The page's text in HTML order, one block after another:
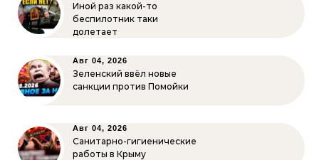
Иной раз какой-то
беспилотник таки
долетает
Авг 04, 2026
Зеленский ввёл новые
санкции против Помойки
Авг 04, 2026
Санитарно-гигиенические
работы в Крыму